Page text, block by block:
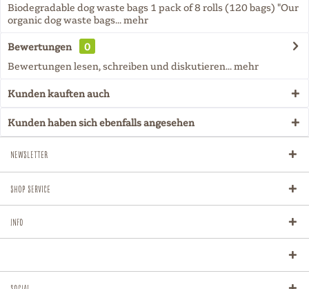
Biodegradable dog waste bags 1 pack of 8 rolls (120 bags) "Our
organic dog waste bags...mehr
Bewertungen
0
Bewertungen lesen, schreiben und diskutieren...mehr
Kunden kauften auch
Kunden haben sich ebenfalls angesehen
Newsletter
Shop Service
Info